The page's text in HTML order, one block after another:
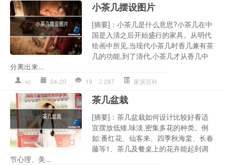
小茶几摆设图片
[摘要]：小茶几是什么意思?小茶几在中
国是入清之后开始盛行的家具。从明代
绘画中所见,当现代小茶几时香几兼有茶
几的功能,到了清代,小茶几才从香几中
分离出来...
xc 04-20 19 287 家居百科
茶几盆栽
[摘要]：茶几盆栽如何设计比较好看适
宜摆放低矮,味淡,密集多花的种类。例
如:番红花、仙客来、四季秋海棠、长春
藤等1、茶几及餐桌上的花卉能起到调
节心理、美...